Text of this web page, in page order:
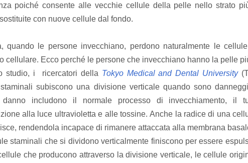
poiché consente alle vecchie cellule della pelle nello strato
con nuove cellule dal fondo.
quando le persone invecchiano, perdono naturalmente le
cellulare. Ecco perché le persone che invecchiano hanno la pelle
studio, i ricercatori della Tokyo Medical and Dental University
subiscono una divisione verticale quando sono
danno includono il normale processo di invecchiamento, il
alla luce ultravioletta e alle tossine.Anche la radice di una
rendendola incapace di rimanere attaccata alla membrana
staminali che si dividono verticalmente finiscono per essere
che producono attraverso la divisione verticale, le cellule